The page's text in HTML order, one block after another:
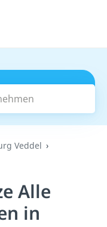
Veddel
Alle
in